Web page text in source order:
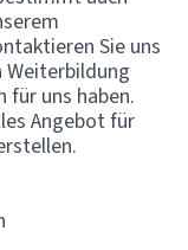
Sie uns
Weiterbildung
für uns haben.
Angebot für